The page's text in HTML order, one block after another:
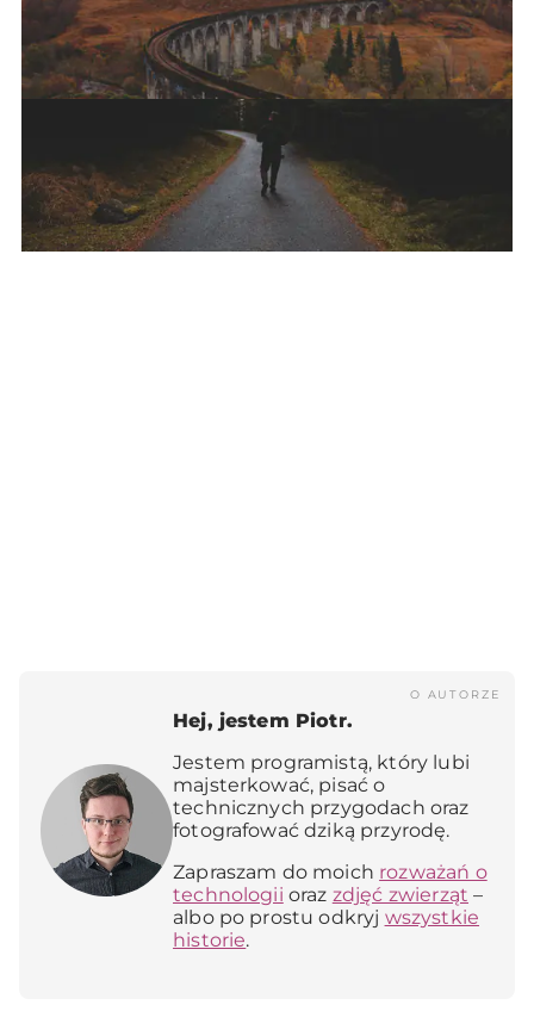
O AUTORZE
Hej, jestem Piotr.
Jestem programistą, który lubi
majsterkować, pisać o
technicznych przygodach oraz
fotografować dziką przyrodę.
Zapraszam do moich rozważań o
technologii oraz zdjęć zwierząt –
albo po prostu odkryj wszystkie
historie.